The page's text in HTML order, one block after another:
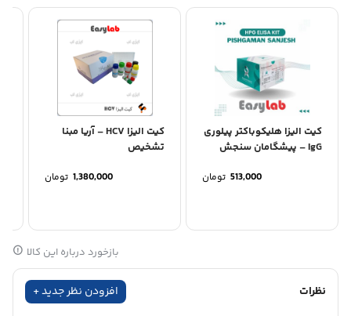
کیت الیزا هلیکوباکتر پیلوری
IgG – پیشگامان سنجش
513,000 تومان
کیت الیزا HCV – آریا مبنا
تشخیص
1,380,000 تومان
بازخورد درباره این کالا
نظرات افزودن نظر جدید +